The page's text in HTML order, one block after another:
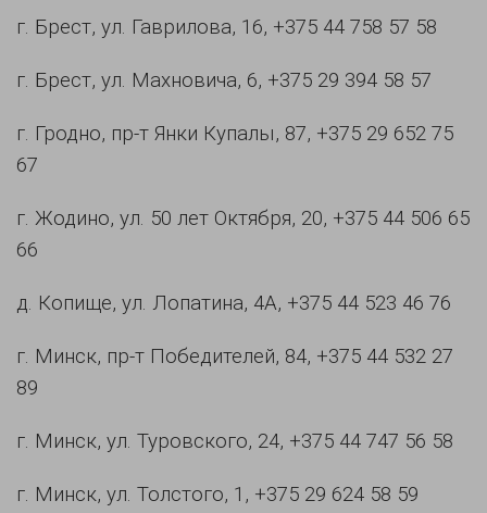
г. Брест, ул. Гаврилова, 16, +375 44 758 57 58
г. Брест, ул. Махновича, 6, +375 29 394 58 57
г. Гродно, пр-т Янки Купалы, 87, +375 29 652 75
67
г. Жодино, ул. 50 лет Октября, 20, +375 44 506 65
66
д. Копище, ул. Лопатина, 4А, +375 44 523 46 76
г. Минск, пр-т Победителей, 84, +375 44 532 27
89
г. Минск, ул. Туровского, 24, +375 44 747 56 58
г. Минск, ул. Толстого, 1, +375 29 624 58 59